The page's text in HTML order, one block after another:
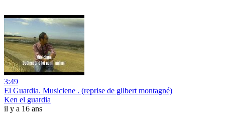
3:49
El Guardia. Musiciene . (reprise de gilbert montagné)
Ken el guardia
il y a 16 ans